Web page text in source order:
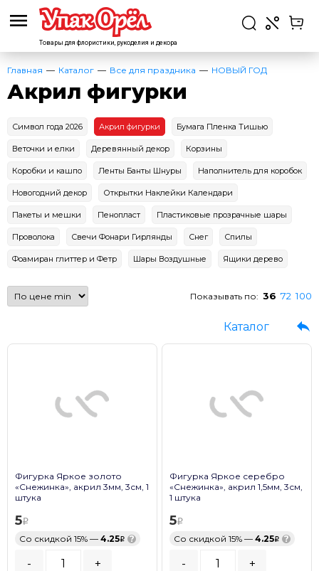
Товары для флористики, рукоделия и декора
Главная Каталог Все для праздника НОВЫЙ ГОД
Акрил фигурки
Символ года 2026 Акрил фигурки Бумага Пленка Тишью
Веточки и елки Деревянный декор Корзины
Коробки и кашпо Ленты Банты Шнуры Наполнитель для коробок
Новогодний декор Открытки Наклейки Календари
Пакеты и мешки Пенопласт Пластиковые прозрачные шары
Проволока Свечи Фонари Гирлянды Снег Спилы
Фоамиран глиттер и Фетр Шары Воздушные Ящики дерево
Показывать по: 36 72 100
Каталог
Фигурка Яркое золото
«Снежинка», акрил 3мм, 3см, 1
штука
5
Со скидкой 15% — 4.25 ?
- +
Фигурка Яркое серебро
«Снежинка», акрил 1,5мм, 3см,
1 штука
5
Со скидкой 15% — 4.25 ?
- +